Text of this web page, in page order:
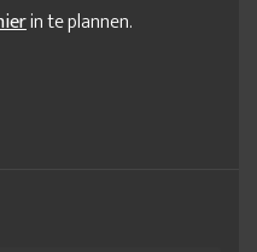
wit babybedje
in te plannen.